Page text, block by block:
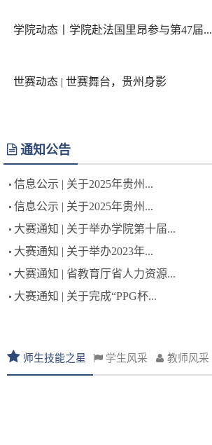
学院动态丨学院赴法国里昂参与第47届...
世赛动态 | 世赛舞台，贵州身影
通知公告
信息公示 | 关于2025年贵州...
信息公示 | 关于2025年贵州...
大赛通知 | 关于举办学院第十届...
大赛通知 | 关于举办2023年...
大赛通知 | 省教育厅省人力资源...
大赛通知 | 关于完成“PPG杯...
师生技能之星 学生风采 教师风采